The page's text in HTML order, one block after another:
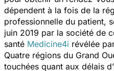
dépendent à la fois de la
professionnelle du patient,
juin 2019 par la société de
santé Medicine4i révélée
Quatre régions du Grand
touchées quant aux délais